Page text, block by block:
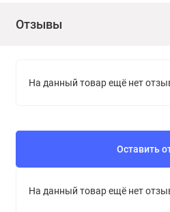
Отзывы
На данный товар ещё нет
Оставить
На данный товар ещё нет